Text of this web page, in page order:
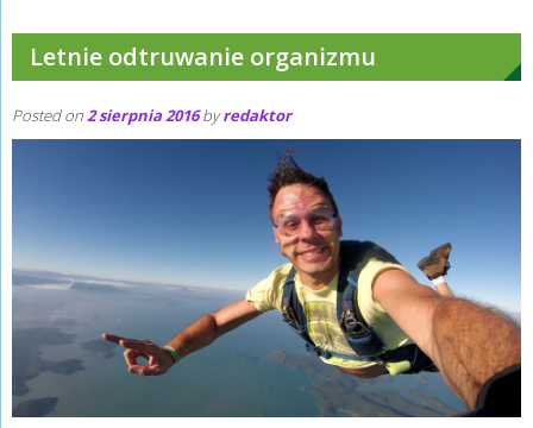
Letnie odtruwanie organizmu
Posted on2 sierpnia 2016byredaktor